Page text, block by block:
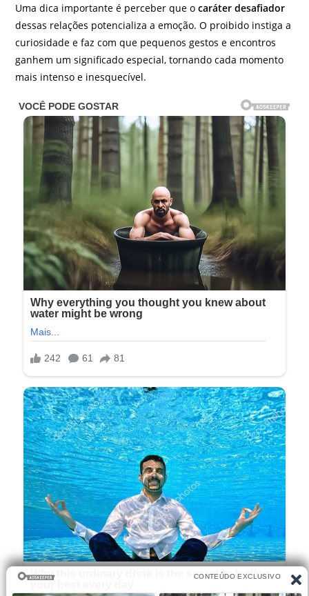
Uma dica importante é perceber que ocaráter desafiador
dessas relações potencializa a emoção. O proibido instiga a
curiosidade e faz com que pequenos gestos e encontros
ganhem um significado especial, tornando cada momento
mais intenso e inesquecível.